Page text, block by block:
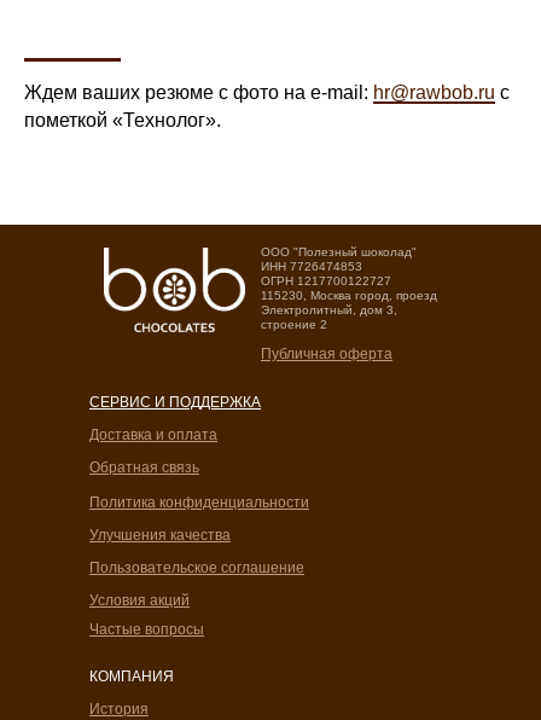
Ждем ваших резюме с фото на e-mail: hr@rawbob.ru с
пометкой «Технолог».
OOO "Полезный шоколад"
ИНН 7726474853
ОГРН 1217700122727
115230, Москва город, проезд
Электролитный, дом 3,
строение 2
СЕРВИС И ПОДДЕРЖКА
Доставка и оплата
Обратная связь
Улучшения качества
Политика конфиденциальности
Пользовательское соглашение
Условия акций
Частые вопросы
Публичная оферта
КОМПАНИЯ
История